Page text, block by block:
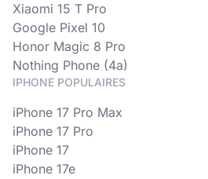
Xiaomi 15 T Pro
Google Pixel 10
Honor Magic 8 Pro
Nothing Phone (4a)
IPHONE POPULAIRES
iPhone 17 Pro Max
iPhone 17 Pro
iPhone 17
iPhone 17e